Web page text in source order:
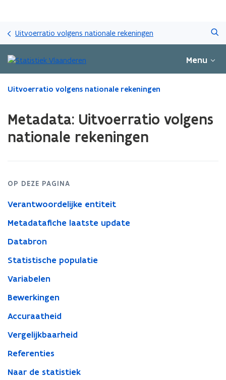
en
naar
gaan
Uitvoerratio volgens nationale rekeningen
Menu
Gedaan
zich
volgens
rekeningen
Uitvoerratio volgens nationale rekeningen
Metadata: Uitvoerratio volgens
nationale rekeningen
OP DEZE PAGINA
Verantwoordelijke entiteit
Metadatafiche laatste update
Databron
Statistische populatie
Variabelen
Bewerkingen
Accuraatheid
Vergelijkbaarheid
Referenties
Naar de statistiek